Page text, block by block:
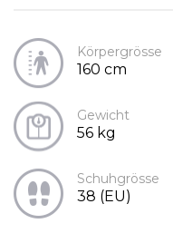
Körpergrösse
160 cm
Gewicht
56 kg
Schuhgrösse
38 (EU)